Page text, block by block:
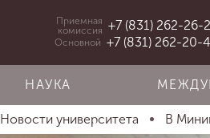
Приемная
комиссия +7 (831) 262-26-
Основной +7 (831) 262-20-
НАУКА
Новости университета В